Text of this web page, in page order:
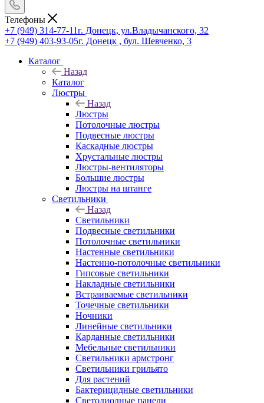
Телефоны
+7 (949) 314-77-11г. Донецк, ул.Владычанского, 32
+7 (949) 403-93-05г. Донецк , бул. Шевченко, 3
Каталог
Назад
Каталог
Люстры
Назад
Люстры
Потолочные люстры
Подвесные люстры
Каскадные люстры
Хрустальные люстры
Люстры-вентиляторы
Большие люстры
Люстры на штанге
Светильники
Назад
Светильники
Подвесные светильники
Потолочные светильники
Настенные светильники
Настенно-потолочные светильники
Гипсовые светильники
Накладные светильники
Встраиваемые светильники
Точечные светильники
Ночники
Линейные светильники
Карданные светильники
Мебельные светильники
Светильники армстронг
Светильники грильято
Для растений
Бактерицидные светильники
Светодиодные панели